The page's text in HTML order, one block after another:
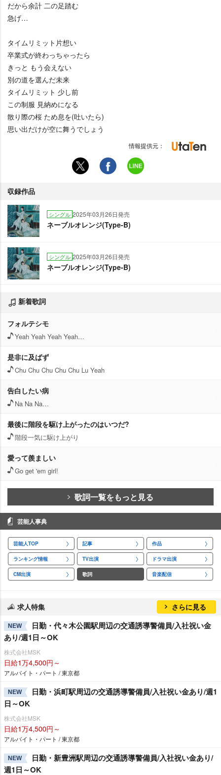
だから余計 二の足踏む
急げ…
タイムリミット片想い
卒業式が終わっちゃったら
きっと もう会えない
別の道を選んだ未来
タイムリミット 少し前
この制服 見納めになる
散り際の桜 ため息を(吐いたら)
思い出だけが空に舞うでしょう
情報提供元：
収録作品
シングル 2025年03月26日発売
ネーブルオレンジ(Type-B)
シングル 2025年03月26日発売
ネーブルオレンジ(Type-B)
新着歌詞
フォルテシモ
Yeah Yeah Yeah Yeah…
是非に及ばず
Chu Chu Chu Chu Chu Lu Yeah
告白したい病
Na Na Na…
最後に階段を駆け上がったのはいつだ?
階段一気に駆け上がり
愛って羨ましい
Go get 'em girl!
歌詞一覧をもっと見る
芸能人事典
芸能人TOP 記事 作品
ランキング情報 TV出演 ドラマ出演
CM出演 歌詞 音楽配信
求人特集 さらに見る
NEW
日勤・代々木公園駅周辺の交通誘導警備員/入社祝い金
あり/週1日～OK
株式会社MSK
日給1万4,500円～
アルバイト・パート / 東京都
NEW
日勤・浜町駅周辺の交通誘導警備員/入社祝い金あり/週1
日～OK
株式会社MSK
日給1万4,500円～
アルバイト・パート / 東京都
NEW
日勤・新豊洲駅周辺の交通誘導警備員/入社祝い金あり/
週1日～OK